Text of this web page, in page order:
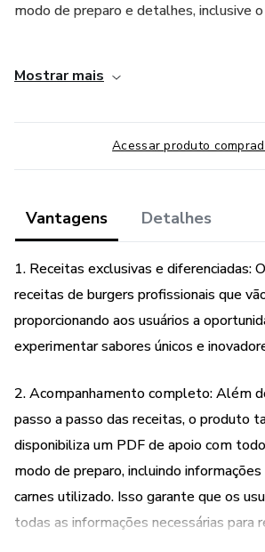
modo de preparo e detalhes, inclusive
Mostrar mais
Acessar produto
Vantagens Detalhes
1. Receitas exclusivas e diferenciadas:
receitas de burgers profissionais que
proporcionando aos usuários a
experimentar sabores únicos e
2. Acompanhamento completo: Além
passo a passo das receitas, o produto
disponibiliza um PDF de apoio com
modo de preparo, incluindo
carnes utilizado. Isso garante que os
todas as informações necessárias para